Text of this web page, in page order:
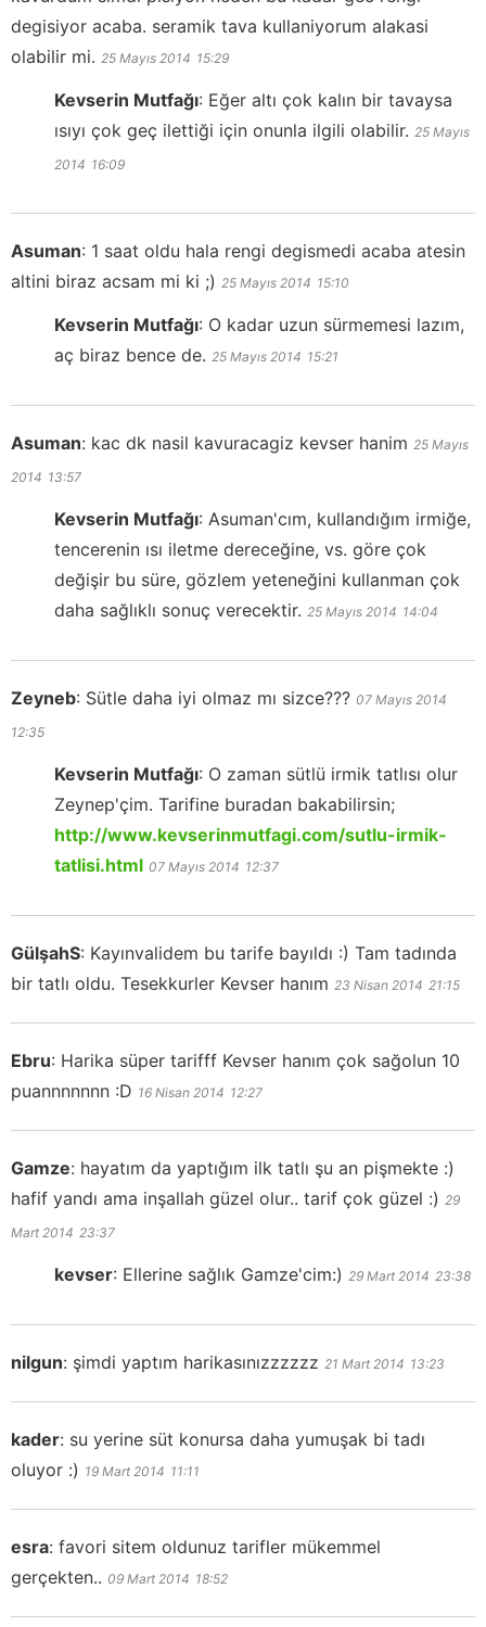
degisiyor acaba. seramik tava kullaniyorum alakasi
olabilir mi. 25 Mayıs 2014 15:29
Kevserin Mutfağı: Eğer altı çok kalın bir tavaysa
ısıyı çok geç ilettiği için onunla ilgili olabilir. 25 Mayıs
2014 16:09
Asuman: 1 saat oldu hala rengi degismedi acaba atesin
altini biraz acsam mi ki ;) 25 Mayıs 2014 15:10
Kevserin Mutfağı: O kadar uzun sürmemesi lazım,
aç biraz bence de. 25 Mayıs 2014 15:21
Asuman: kac dk nasil kavuracagiz kevser hanim 25 Mayıs
2014 13:57
Kevserin Mutfağı: Asuman'cım, kullandığım irmiğe,
tencerenin ısı iletme dereceğine, vs. göre çok
değişir bu süre, gözlem yeteneğini kullanman çok
daha sağlıklı sonuç verecektir. 25 Mayıs 2014 14:04
Zeyneb: Sütle daha iyi olmaz mı sizce??? 07 Mayıs 2014
12:35
Kevserin Mutfağı: O zaman sütlü irmik tatlısı olur
Zeynep'çim. Tarifine buradan bakabilirsin;
http://www.kevserinmutfagi.com/sutlu-irmik-
tatlisi.html 07 Mayıs 2014 12:37
GülşahS: Kayınvalidem bu tarife bayıldı :) Tam tadında
bir tatlı oldu. Tesekkurler Kevser hanım 23 Nisan 2014 21:15
Ebru: Harika süper tarifff Kevser hanım çok sağolun 10
puannnnnnn :D 16 Nisan 2014 12:27
Gamze: hayatım da yaptığım ilk tatlı şu an pişmekte :)
hafif yandı ama inşallah güzel olur.. tarif çok güzel :) 29
Mart 2014 23:37
kevser: Ellerine sağlık Gamze'cim:) 29 Mart 2014 23:38
nilgun: şimdi yaptım harikasınızzzzzz 21 Mart 2014 13:23
kader: su yerine süt konursa daha yumuşak bi tadı
oluyor :) 19 Mart 2014 11:11
esra: favori sitem oldunuz tarifler mükemmel
gerçekten.. 09 Mart 2014 18:52